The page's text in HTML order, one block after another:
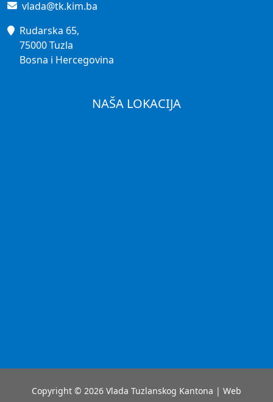
vlada@tk.kim.ba
Rudarska 65,
75000 Tuzla
Bosna i Hercegovina
NAŠA LOKACIJA
Copyright © 2026 Vlada Tuzlanskog Kantona | Web